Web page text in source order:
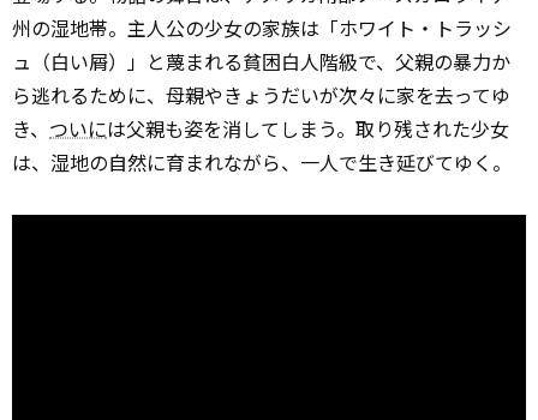
州の湿地帯。主人公の少女の家族は「ホワイト・トラッシ
ュ（白い屑）」と蔑まれる貧困白人階級で、父親の暴力か
ら逃れるために、母親やきょうだいが次々に家を去ってゆ
き、 ついには父親も姿を消してしまう。取り残された少女
は、湿地の自然に育まれながら、一人で生き延びてゆく。